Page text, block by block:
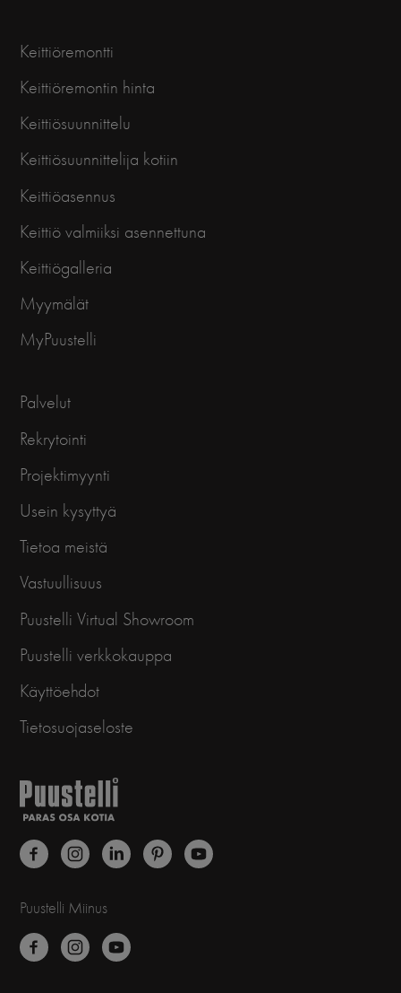
Keittiöremontti
Keittiöremontin hinta
Keittiösuunnittelu
Keittiösuunnittelija kotiin
Keittiöasennus
Keittiö valmiiksi asennettuna
Keittiögalleria
Myymälät
MyPuustelli
Palvelut
Rekrytointi
Projektimyynti
Usein kysyttyä
Tietoa meistä
Vastuullisuus
Puustelli Virtual Showroom
Puustelli verkkokauppa
Käyttöehdot
Tietosuojaseloste
Puustelli Miinus